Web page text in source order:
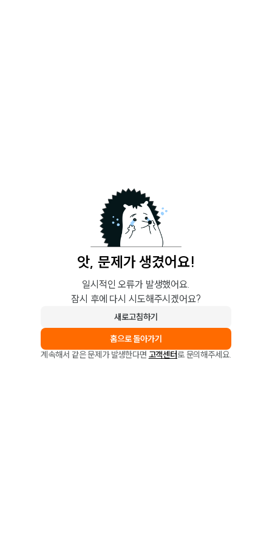
앗, 문제가 생겼어요!
일시적인 오류가 발생했어요.
잠시 후에 다시 시도해주시겠어요?
새로고침하기
홈으로 돌아가기
계속해서 같은 문제가 발생한다면 고객센터로 문의해주세요.